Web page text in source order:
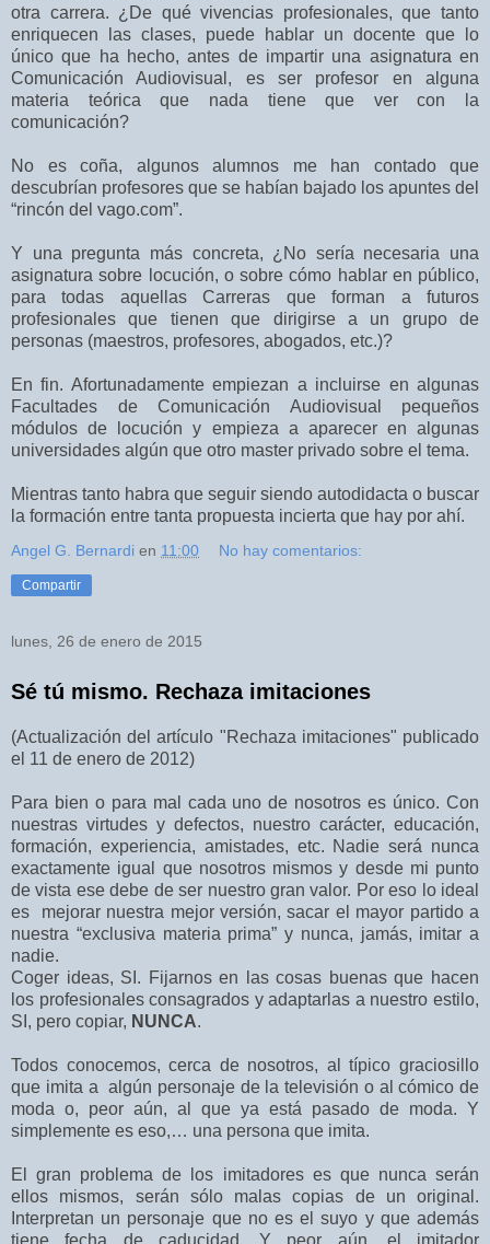
otra carrera. ¿De qué vivencias profesionales, que tanto
enriquecen las clases, puede hablar un docente que lo
único que ha hecho, antes de impartir una asignatura en
Comunicación Audiovisual, es ser profesor en alguna
materia teórica que nada tiene que ver con la
comunicación?
No es coña, algunos alumnos me han contado que
descubrían profesores que se habían bajado los apuntes del
“rincón del vago.com”.
Y una pregunta más concreta, ¿No sería necesaria una
asignatura sobre locución, o sobre cómo hablar en público,
para todas aquellas Carreras que forman a futuros
profesionales que tienen que dirigirse a un grupo de
personas (maestros, profesores, abogados, etc.)?
En fin. Afortunadamente empiezan a incluirse en algunas
Facultades de Comunicación Audiovisual pequeños
módulos de locución y empieza a aparecer en algunas
universidades algún que otro master privado sobre el tema.
Mientras tanto habra que seguir siendo autodidacta o buscar
la formación entre tanta propuesta incierta que hay por ahí.
Angel G. Bernardi en 11:00 No hay comentarios:
Compartir
lunes, 26 de enero de 2015
Sé tú mismo. Rechaza imitaciones
(Actualización del artículo "Rechaza imitaciones" publicado
el 11 de enero de 2012)
Para bien o para mal cada uno de nosotros es único. Con
nuestras virtudes y defectos, nuestro carácter, educación,
formación, experiencia, amistades, etc. Nadie será nunca
exactamente igual que nosotros mismos y desde mi punto
de vista ese debe de ser nuestro gran valor. Por eso lo ideal
es mejorar nuestra mejor versión, sacar el mayor partido a
nuestra “exclusiva materia prima” y nunca, jamás, imitar a
nadie.
Coger ideas, SI. Fijarnos en las cosas buenas que hacen
los profesionales consagrados y adaptarlas a nuestro estilo,
SI, pero copiar, NUNCA.
Todos conocemos, cerca de nosotros, al típico graciosillo
que imita a algún personaje de la televisión o al cómico de
moda o, peor aún, al que ya está pasado de moda. Y
simplemente es eso,… una persona que imita.
El gran problema de los imitadores es que nunca serán
ellos mismos, serán sólo malas copias de un original.
Interpretan un personaje que no es el suyo y que además
tiene fecha de caducidad. Y peor aún, el imitador